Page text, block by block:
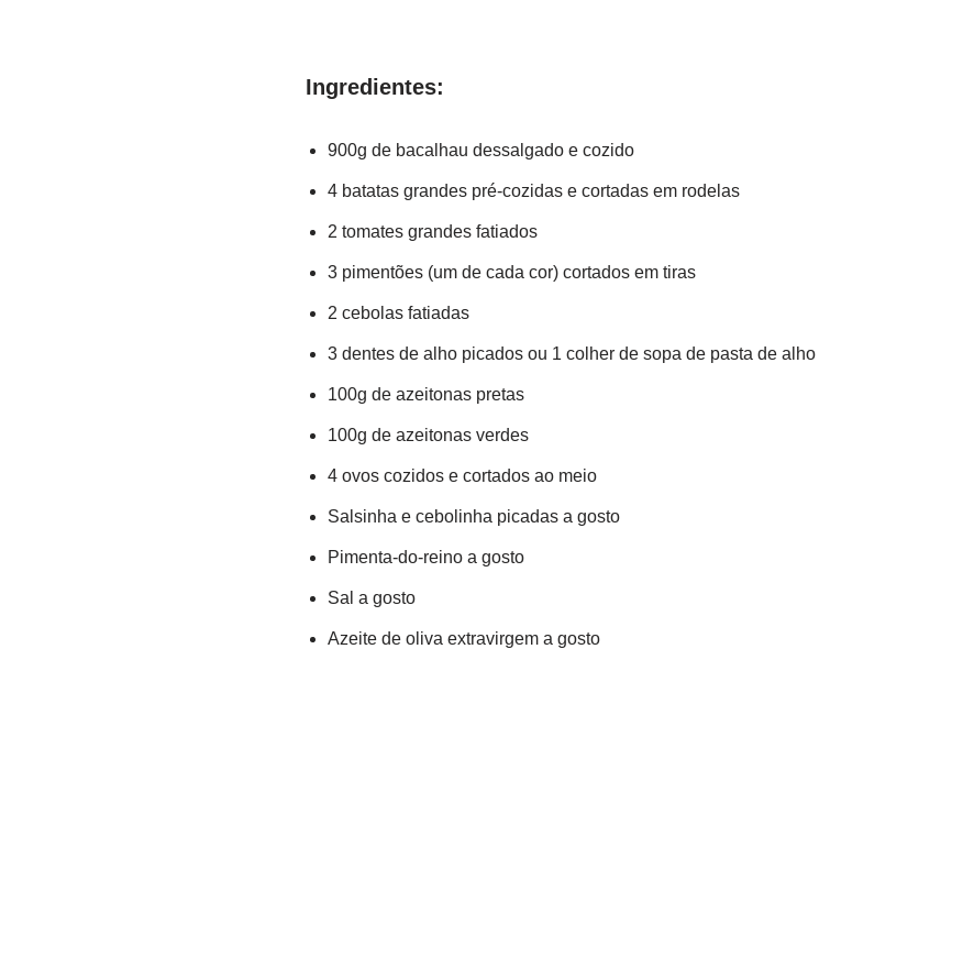
Ingredientes:
900g de bacalhau dessalgado e cozido
4 batatas grandes pré-cozidas e cortadas em rodelas
2 tomates grandes fatiados
3 pimentões (um de cada cor) cortados em tiras
2 cebolas fatiadas
3 dentes de alho picados ou 1 colher de sopa de pasta de alho
100g de azeitonas pretas
100g de azeitonas verdes
4 ovos cozidos e cortados ao meio
Salsinha e cebolinha picadas a gosto
Pimenta-do-reino a gosto
Sal a gosto
Azeite de oliva extravirgem a gosto